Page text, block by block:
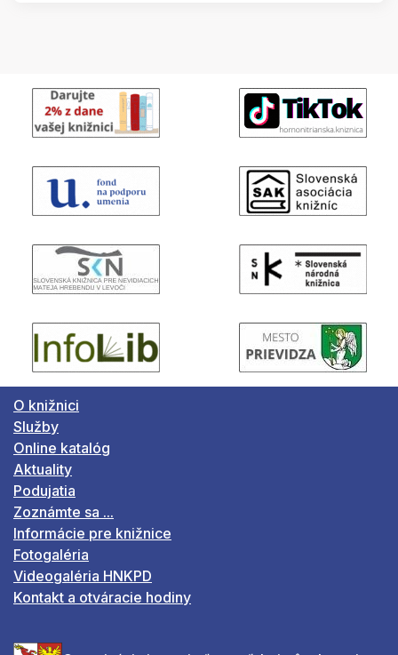
O knižnici
Služby
Online katalóg
Aktuality
Podujatia
Zoznámte sa ...
Informácie pre knižnice
Fotogaléria
Videogaléria HNKPD
Kontakt a otváracie hodiny